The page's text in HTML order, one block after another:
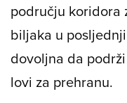
području koridora
biljaka u
dovoljna da
lovi za prehranu.